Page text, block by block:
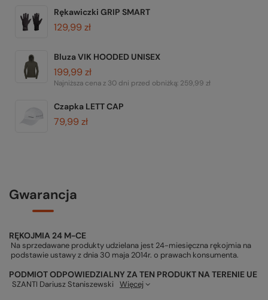
Rękawiczki GRIP SMART
129,99 zł
Bluza VIK HOODED UNISEX
199,99 zł
Najniższa cena z 30 dni przed obniżką: 259,99 zł
Czapka LETT CAP
79,99 zł
Gwarancja
RĘKOJMIA 24 M-CE
Na sprzedawane produkty udzielana jest 24-miesięczna rękojmia na
podstawie ustawy z dnia 30 maja 2014r. o prawach konsumenta.
PODMIOT ODPOWIEDZIALNY ZA TEN PRODUKT NA TERENIE UE
SZANTI Dariusz Staniszewski Więcej